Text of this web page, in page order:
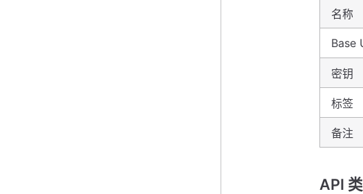
名称
Base
密钥
标签
备注
API